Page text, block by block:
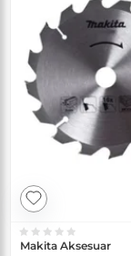
Makita Aksesuar